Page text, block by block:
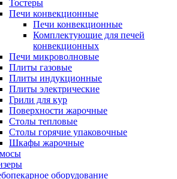
Тостеры
Печи конвекционные
Печи конвекционные
Комплектующие для печей
конвекционных
Печи микроволновые
Плиты газовые
Плиты индукционные
Плиты электрические
Грили для кур
Поверхности жарочные
Столы тепловые
Столы горячие упаковочные
Шкафы жарочные
оборудование